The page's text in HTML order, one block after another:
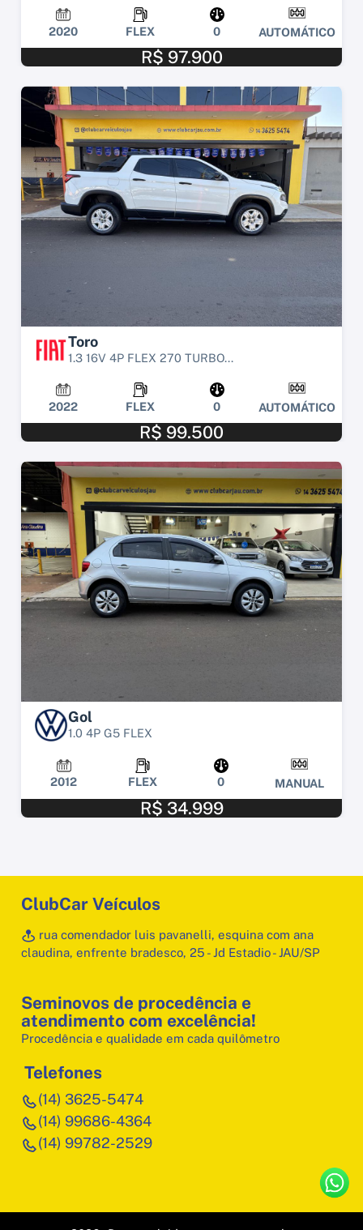
2020 FLEX 0 AUTOMÁTICO
R$ 97.900
Toro
1.3 16V 4P FLEX 270 TURBO...
2022 FLEX 0 AUTOMÁTICO
R$ 99.500
Gol
1.0 4P G5 FLEX
2012 FLEX 0 MANUAL
R$ 34.999
ClubCar Veículos
rua comendador luis pavanelli, esquina com ana
claudina, enfrente bradesco, 25 - Jd Estadio - JAU/SP
Seminovos de procedência e
atendimento com excelência!
Procedência e qualidade em cada quilômetro
Telefones
(14) 3625-5474
(14) 99686-4364
(14) 99782-2529